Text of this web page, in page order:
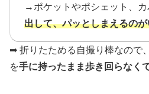
→ポケットやポシェット、
出して、パッとしまえるの
➡︎ 折りたためる自撮り棒なので
を手に持ったまま歩き回らなく